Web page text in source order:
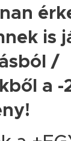
is
/
a -